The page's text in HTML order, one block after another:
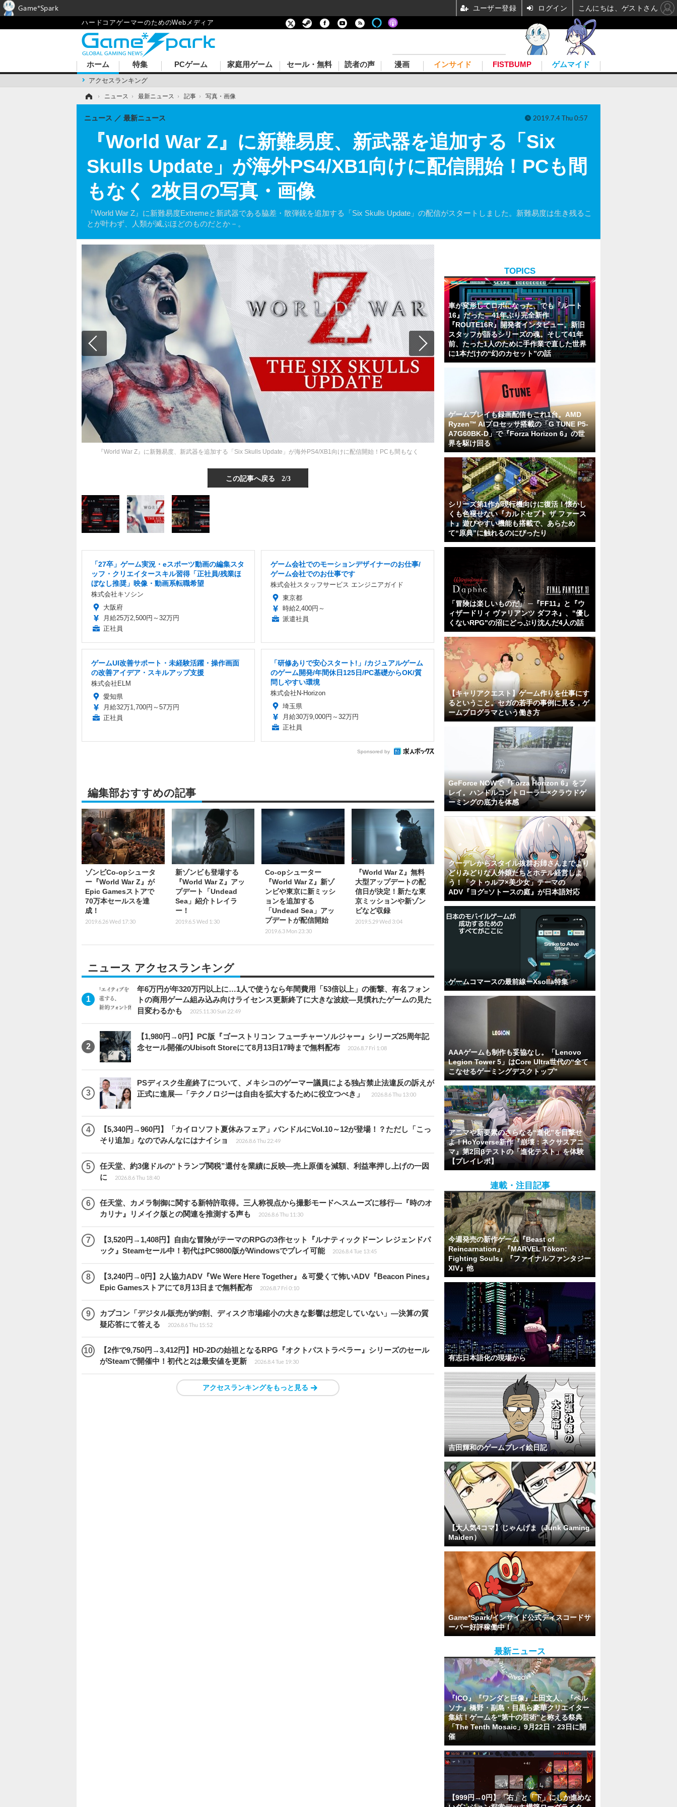
ハードコアゲーマーのためのWebメディア
ホーム
アクセスランキング
特集 PCゲーム 家庭用ゲーム セール・無料 読者の声 漫画 インサイド FISTBUMP ゲムマイド
› ニュース › 最新ニュース › 記事 › 写真・画像
『World War Z』に新難易度、新武器を追加する「Six
Skulls Update」が海外PS4/XB1向けに配信開始！PCも間
もなく 2枚目の写真・画像
『World War Z』に新難易度Extremeと新武器である脇差・散弾銃を追加する「Six Skulls Update」の配信がスタートしました。新難易度は生き残るこ
とが叶わず、人類が滅ぶほどのものだとか－。
ニュース 最新ニュース 2019.7.4 Thu 0:57
『World War Z』に新難易度、新武器を追加する「Six Skulls Update」が海外PS4/XB1向けに配信開始！PCも間もなく
この記事へ戻る 2/3
「27卒」ゲーム実況・eスポーツ動画の編集スタ
ッフ・クリエイタースキル習得「正社員/残業ほ
ぼなし推奨」映像・動画系転職希望
株式会社キソシン
大阪府
月給25万2,500円～32万円
正社員
ゲーム会社でのモーションデザイナーのお仕事/
ゲーム会社でのお仕事です
株式会社スタッフサービス エンジニアガイド
東京都
時給2,400円～
派遣社員
ゲームUI改善サポート・未経験活躍・操作画面
の改善アイデア・スキルアップ支援
株式会社ELM
愛知県
月給32万1,700円～57万円
正社員
「研修ありで安心スタート!」/カジュアルゲーム
のゲーム開発/年間休日125日/PC基礎からOK/質
問しやすい環境
株式会社N-Horizon
埼玉県
月給30万9,000円～32万円
正社員
Sponsored by
編集部おすすめの記事
ゾンビCo-opシュータ
ー『World War Z』が
Epic Gamesストアで
70万本セールスを達
成！
2019.6.26 Wed 17:30
新ゾンビも登場する
『World War Z』アッ
プデート「Undead
Sea」紹介トレイラ
ー！
2019.6.5 Wed 1:30
Co-opシューター
『World War Z』新ゾ
ンビや東京に新ミッシ
ョンを追加する
「Undead Sea」アッ
プデートが配信開始
2019.6.3 Mon 23:30
『World War Z』無料
大型アップデートの配
信日が決定！新たな東
京ミッションや新ゾン
ビなど収録
2019.5.29 Wed 3:04
ニュース アクセスランキング
年6万円が年320万円以上に…1人で使うなら年間費用「53倍以上」の衝撃、有名フォン
トの商用ゲーム組み込み向けライセンス更新終了に大きな波紋―見慣れたゲームの見た
目変わるかも
2025.11.30 Sun 22:49
【1,980円→0円】PC版『ゴーストリコン フューチャーソルジャー』シリーズ25周年記
念セール開催のUbisoft Storeにて8月13日17時まで無料配布
2026.8.7 Fri 1:08
PSディスク生産終了について、メキシコのゲーマー議員による独占禁止法違反の訴えが
正式に進展―「テクノロジーは自由を拡大するために役立つべき」
2026.8.6 Thu 13:00
【5,340円→960円】「カイロソフト夏休みフェア」バンドルにVol.10～12が登場！？ただし「こっ
そり追加」なのでみんなにはナイショ
2026.8.6 Thu 22:49
任天堂、約3億ドルの“トランプ関税”還付を業績に反映―売上原価を減額、利益率押し上げの一因
に
2026.8.6 Thu 18:40
任天堂、カメラ制御に関する新特許取得。三人称視点から撮影モードへスムーズに移行―『時のオ
カリナ』リメイク版との関連を推測する声も
2026.8.6 Thu 11:30
【3,520円→1,408円】自由な冒険がテーマのRPGの3作セット『ルナティックドーン レジェンドパ
ック』Steamセール中！初代はPC9800版がWindowsでプレイ可能
2026.8.4 Tue 13:45
【3,240円→0円】2人協力ADV『We Were Here Together』＆可愛くて怖いADV『Beacon Pines』
Epic Gamesストアにて8月13日まで無料配布
2026.8.7 Fri 0:10
カプコン「デジタル販売が約9割、ディスク市場縮小の大きな影響は想定していない」―決算の質
疑応答にて答える
2026.8.6 Thu 15:52
【2作で9,750円→3,412円】HD-2Dの始祖となるRPG『オクトパストラベラー』シリーズのセール
がSteamで開催中！初代と2は最安値を更新
2026.8.4 Tue 19:30
アクセスランキングをもっと見る
TOPICS
車が変形してロボになった、でも『ルート
16』だった―41年ぶり完全新作
『ROUTE16R』開発者インタビュー。新旧
スタッフが語るシリーズの魂。そして41年
前、たった1人のために手作業で直した世界
に1本だけの“幻のカセット”の話
ゲームプレイも録画配信もこれ1台。AMD
Ryzen™ AIプロセッサ搭載の「G TUNE P5-
A7G60BK-D」で『Forza Horizon 6』の世
界を駆け回る
シリーズ第1作が現行機向けに復活！懐かし
くも色褪せない『カルドセプト ザ ファース
ト』遊びやすい機能も搭載で、あらため
て“原典”に触れるのにぴったり
「冒険は楽しいものだ」 ─『FF11』と『ウ
ィザードリィ ヴァリアンツ ダフネ』、"優し
くないRPG"の沼にどっぷり沈んだ4人の話
【キャリアクエスト】ゲーム作りを仕事にす
るということ。セガの若手の事例に見る，ゲ
ームプログラマという働き方
GeForce NOWで『Forza Horizon 6』をプ
レイ。ハンドルコントローラー×クラウドゲ
ーミングの底力を体感
クーデレからスタイル抜群お姉さんまでより
どりみどりな人外娘たちとホテル経営しよ
う！「クトゥルフ×美少女」テーマの
ADV『ヨグ=ソトースの庭』が日本語対応
ゲームコマースの最前線ーXsolla特集
AAAゲームも制作も妥協なし。「Lenovo
Legion Tower 5」はCore Ultra世代の“全て
こなせるゲーミングデスクトップ”
アニマや新要素のさらなる“進化”を目撃せ
よ！HoYoverse新作『崩壊：ネクサスアニ
マ』第2回βテストの「進化テスト」を体験
【プレイレポ】
連載・注目記事
今週発売の新作ゲーム『Beast of
Reincarnation』『MARVEL Tōkon:
Fighting Souls』『ファイナルファンタジー
XIV』他
有志日本語化の現場から
吉田輝和のゲームプレイ絵日記
【大人気4コマ】じゃんげま（Junk Gaming
Maiden）
Game*Spark/インサイド公式ディスコードサ
ーバー好評稼働中！
最新ニュース
『ICO』『ワンダと巨像』上田文人、『ペル
ソナ』橋野・副島・目黒ら豪華クリエイター
集結！ゲームを“第十の芸術”と称える祭典
「The Tenth Mosaic」9月22日・23日に開
催
【999円→0円】「右」と「下」にしか進めな
Game*Spark ユーザー登録 ログイン こんにちは、ゲストさん